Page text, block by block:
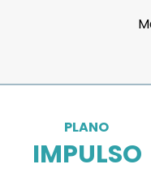
PLANO
IMPULSO